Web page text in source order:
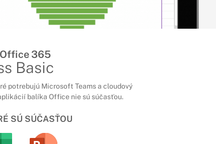
365
Basic
potrebujú Microsoft Teams a cloudový
balíka Office nie sú súčasťou.
SÚ SÚČASŤOU